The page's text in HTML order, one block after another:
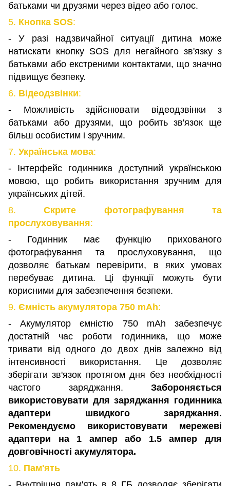
батьками чи друзями через відео або голос.
5. Кнопка SOS:
- У разі надзвичайної ситуації дитина може
натискати кнопку SOS для негайного зв'язку з
батьками або екстреними контактами, що значно
підвищує безпеку.
6. Відеодзвінки:
- Можливість здійснювати відеодзвінки з
батьками або друзями, що робить зв'язок ще
більш особистим і зручним.
7. Українська мова:
- Інтерфейс годинника доступний українською
мовою, що робить використання зручним для
українських дітей.
8.Скрите фотографування та
прослуховування:
- Годинник має функцію прихованого
фотографування та прослуховування, що
дозволяє батькам перевірити, в яких умовах
перебуває дитина. Ці функції можуть бути
корисними для забезпечення безпеки.
9. Ємність акумулятора 750 mAh:
- Акумулятор ємністю 750 mAh забезпечує
достатній час роботи годинника, що може
тривати від одного до двох днів залежно від
інтенсивності використання. Це дозволяє
зберігати зв'язок протягом дня без необхідності
частого заряджання. Забороняється
використовувати для заряджання годинника
адаптери швидкого заряджання.
Рекомендуємо використовувати мережеві
адаптери на 1 ампер або 1.5 ампер для
довговічності акумулятора.
10. Пам'ять